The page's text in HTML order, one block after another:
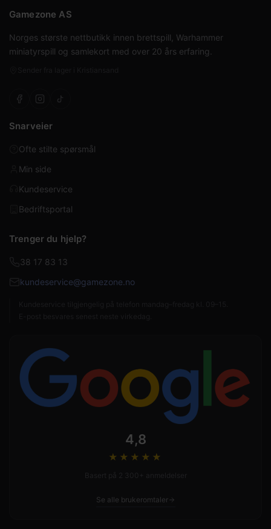
Gamezone AS
Norges største nettbutikk innen brettspill, Warhammer
miniatyrspill og samlekort med over 20 års erfaring.
Snarveier
Ofte stilte spørsmål
Min side
Kundeservice
Bedriftsportal
Trenger du hjelp?
38 17 83 13
kundeservice@gamezone.no
4,8
★★★★ ★
Se alle brukeromtaler